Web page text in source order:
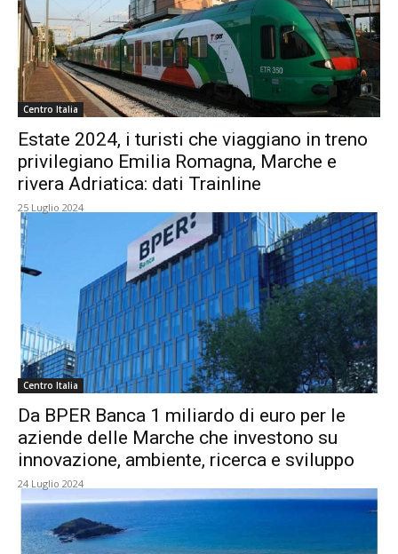
Centro Italia
Estate 2024, i turisti che viaggiano in treno
privilegiano Emilia Romagna, Marche e
rivera Adriatica: dati Trainline
25 Luglio 2024
Centro Italia
Da BPER Banca 1 miliardo di euro per le
aziende delle Marche che investono su
innovazione, ambiente, ricerca e sviluppo
24 Luglio 2024